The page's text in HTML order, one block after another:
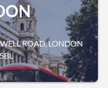
ROAD, LONDON